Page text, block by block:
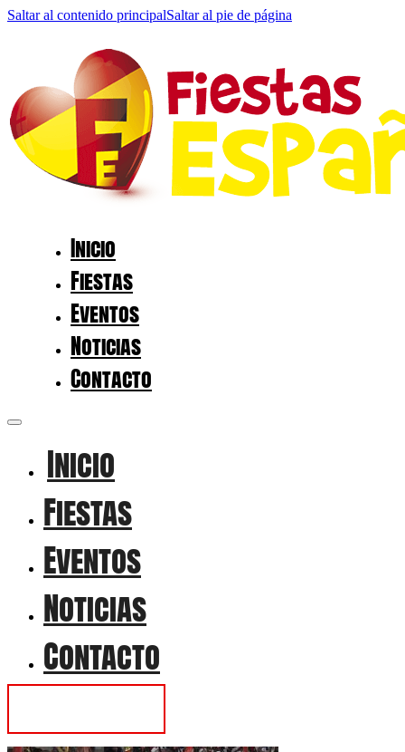
Saltar al contenido principalSaltar al pie de página
Inicio
Fiestas
Eventos
Noticias
Contacto
Inicio
Fiestas
Eventos
Noticias
Contacto